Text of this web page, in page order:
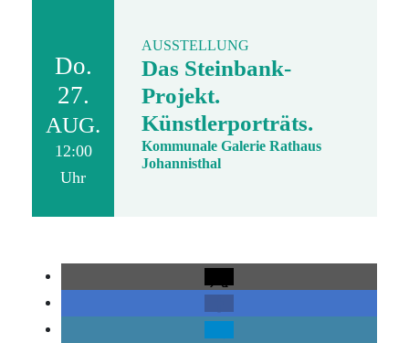
Do.
27.
AUG.
12:00
Uhr
AUSSTELLUNG
Das Steinbank-
Projekt.
Künstlerporträts.
Kommunale Galerie Rathaus
Johannisthal